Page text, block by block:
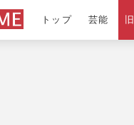
トップ 芸能